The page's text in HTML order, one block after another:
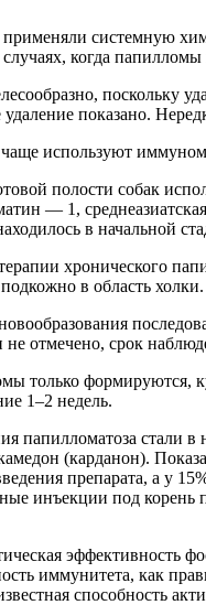
системную
когда
удаление показано.
используют
полости собак
— 1,
в начальной
хронического
в область
отмечено, срок
только
1–2 недель.
стали в
(карданон).
препарата, а у
инъекции под
иммунитета, как